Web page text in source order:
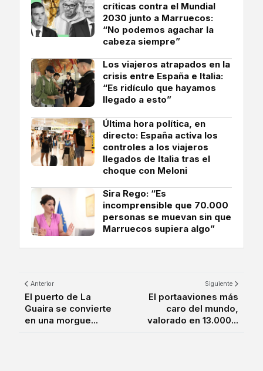
críticas contra el Mundial
2030 junto a Marruecos:
“No podemos agachar la
cabeza siempre”
Los viajeros atrapados en la
crisis entre España e Italia:
“Es ridículo que hayamos
llegado a esto”
Última hora política, en
directo: España activa los
controles a los viajeros
llegados de Italia tras el
choque con Meloni
Sira Rego: “Es
incomprensible que 70.000
personas se muevan sin que
Marruecos supiera algo”
Anterior
El puerto de La
Guaira se convierte
en una morgue...
Siguiente
El portaaviones más
caro del mundo,
valorado en 13.000...